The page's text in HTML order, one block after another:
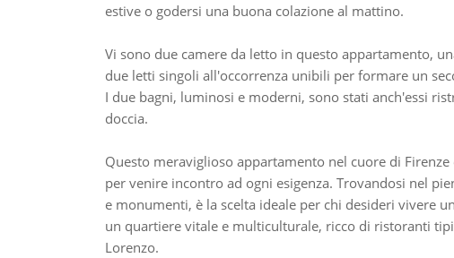
estive o godersi una buona colazione al mattino.
Vi sono due camere da letto in questo appartamento,
due letti singoli all'occorrenza unibili per formare un
I due bagni, luminosi e moderni, sono stati anch'essi
doccia.
Questo meraviglioso appartamento nel cuore di
per venire incontro ad ogni esigenza. Trovandosi nel
e monumenti, è la scelta ideale per chi desideri vivere
un quartiere vitale e multiculturale, ricco di ristoranti
Lorenzo.